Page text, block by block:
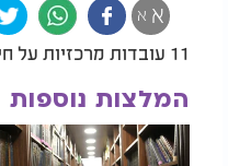
א א
11 עובדות מרכזיות על חייו:
המלצות נוספות